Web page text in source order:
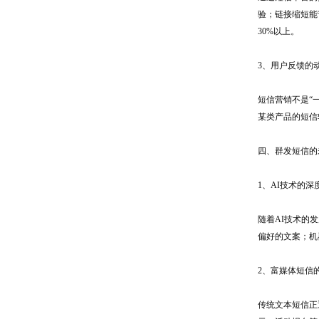
验；链接缩短
30%以上。
3、用户反馈的
短信营销不是“
某类产品的短
四、群发短信
1、AI技术的深
随着AI技术的
偏好的文案；
2、富媒体短信
传统文本短信